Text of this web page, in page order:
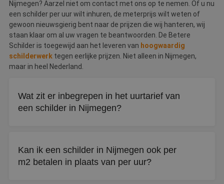
Nijmegen? Aarzel niet om contact met ons op te nemen. Of u nu
een schilder per uur wilt inhuren, de meterprijs wilt weten of
gewoon nieuwsgierig bent naar de prijzen die wij hanteren, wij
staan klaar om al uw vragen te beantwoorden. De Betere
Schilder is toegewijd aan het leveren van hoogwaardig
schilderwerk tegen eerlijke prijzen. Niet alleen in Nijmegen,
maar in heel Nederland.
Wat zit er inbegrepen in het uurtarief van
een schilder in Nijmegen?
opruimen van de werkplek na afloop.
Kan ik een schilder in Nijmegen ook per
m2 betalen in plaats van per uur?